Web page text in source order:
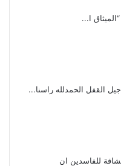
ا...
القفل الحمدلله راسنا...
للفاسدين ان